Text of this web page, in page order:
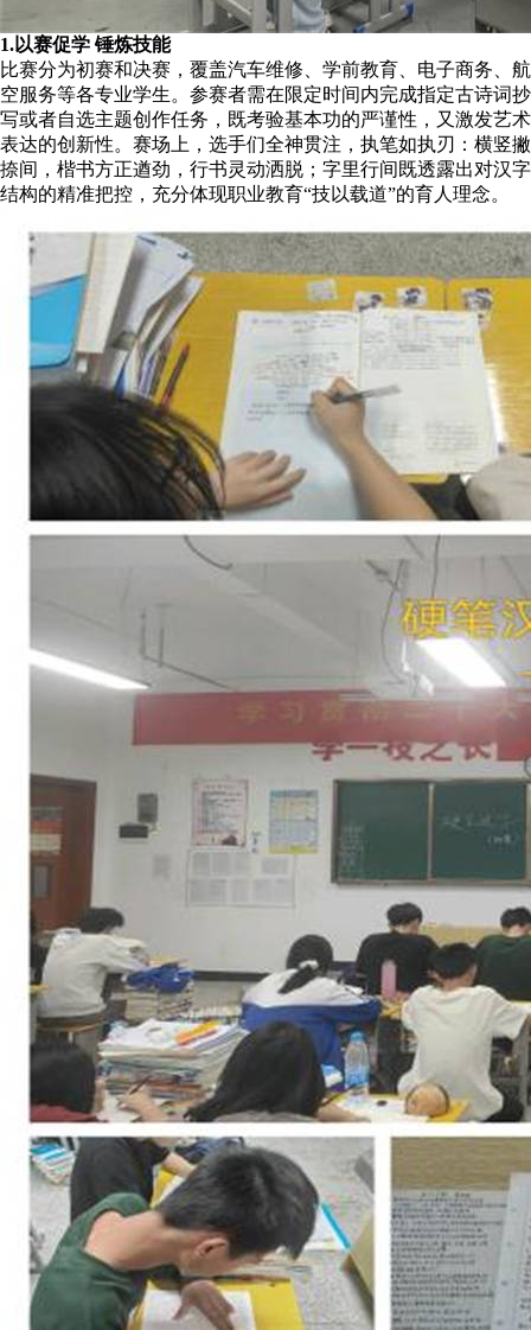
1.以赛促学 锤炼技能
比赛分为初赛和决赛，覆盖汽车维修、学前教育、电子商务、航
空服务等各专业学生。参赛者需在限定时间内完成指定古诗词抄
写或者自选主题创作任务，既考验基本功的严谨性，又激发艺术
表达的创新性。赛场上，选手们全神贯注，执笔如执刃：横竖撇
捺间，楷书方正遒劲，行书灵动洒脱；字里行间既透露出对汉字
结构的精准把控，充分体现职业教育“技以载道”的育人理念。